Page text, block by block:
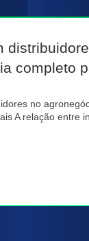
completo
no
A relação entre